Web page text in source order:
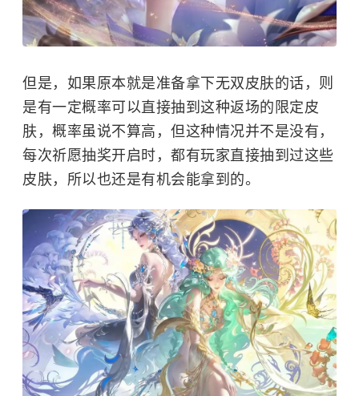
但是，如果原本就是准备拿下无双皮肤的话，则
是有一定概率可以直接抽到这种返场的限定皮
肤，概率虽说不算高，但这种情况并不是没有，
每次祈愿抽奖开启时，都有玩家直接抽到过这些
皮肤，所以也还是有机会能拿到的。